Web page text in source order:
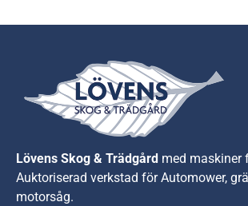
Lövens Skog & Trädgård med maskiner
Auktoriserad verkstad för Automower,
motorsåg.